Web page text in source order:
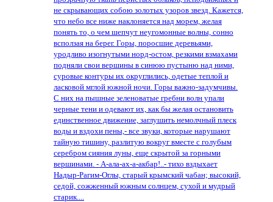
не скрывающих собою золотых узоров звезд. Кажется,
что небо все ниже наклоняется над морем, желая
понять то, о чем шепчут неугомонные волны, сонно
всползая на берег. Горы, поросшие деревьями,
уродливо изогнутыми норд-остом, резкими взмахами
подняли свои вершины в синюю пустыню над ними,
суровые контуры их округлились, одетые теплой и
ласковой мглой южной ночи. Горы важно-задумчивы.
С них на пышные зеленоватые гребни волн упали
черные тени и одевают их, как бы желая остановить
единственное движение, заглушить немолчный плеск
воды и вздохи пены,- все звуки, которые нарушают
тайную тишину, разлитую вокруг вместе с голубым
серебром сияния луны, еще скрытой за горными
вершинами. - А-ала-ах-а-акбар!..- тихо вздыхает
Надыр-Рагим-Оглы, старый крымский чабан; высокий,
седой, сожженный южным солнцем, сухой и мудрый
старик....